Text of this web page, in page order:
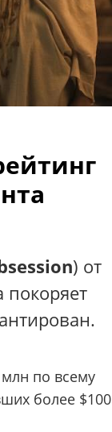
) от
покоряет
по всему
более $100